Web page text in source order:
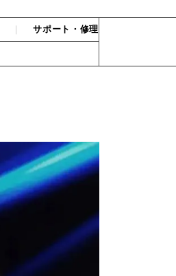
｜サポート・修理